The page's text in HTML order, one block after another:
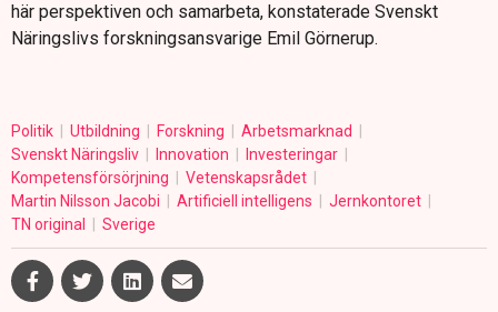
här perspektiven och samarbeta, konstaterade Svenskt
Näringslivs forskningsansvarige Emil Görnerup.
Politik Utbildning Forskning
Arbetsmarknad
Svenskt Näringsliv
Innovation
Investeringar
Kompetensförsörjning
Vetenskapsrådet
Martin Nilsson Jacobi
Artificiell intelligens
Jernkontoret
TN original
Sverige